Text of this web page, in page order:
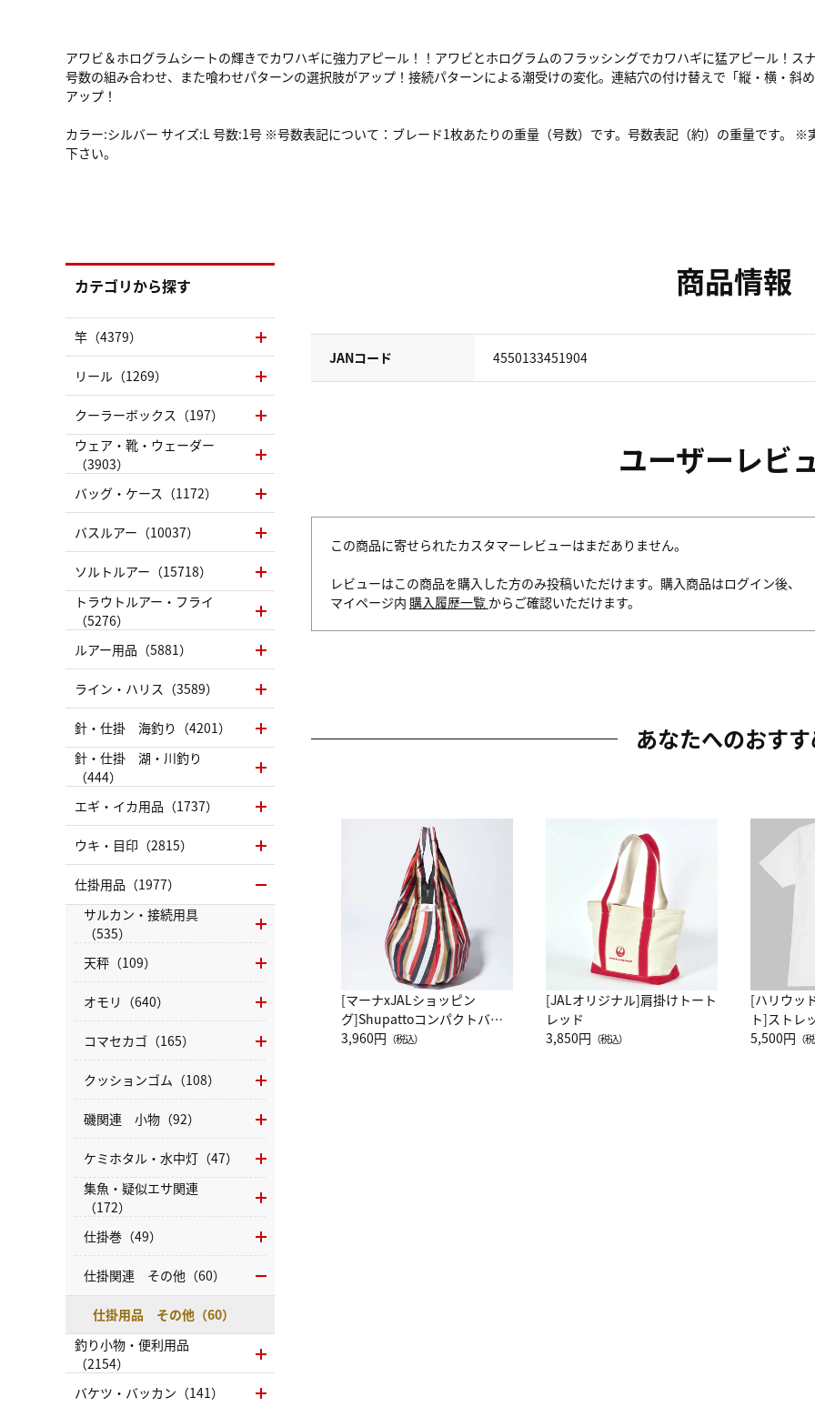
アワビ＆ホログラムシートの輝きでカワハギに強力アピール！！アワビとホログラムのフラッシングでカワハギに猛アピール！
号数の組み合わせ、また喰わせパターンの選択肢がアップ！接続パターンによる潮受けの変化。連結穴の付け替えで「縦・横・斜
アップ！
カラー:シルバー サイズ:L 号数:1号 ※号数表記について：ブレード1枚あたりの重量（号数）です。号数表記（約）の重量です。
下さい。
商品情報
JANコード 4550133451904
ユーザーレビ
この商品に寄せられたカスタマーレビューはまだありません。
レビューはこの商品を購入した方のみ投稿いただけます。購入商品はログイン後、
マイページ内 購入履歴一覧 からご確認いただけます。
あなたへのおす
[マーナxJALショッピン
グ]Shupattoコンパクトバッ
グ Drop JAL客室乗務員
3,960円 （税込）
[JALオリジナル]肩掛けトート
レッド
3,850円 （税込）
[ハリウッ
ト]ストレ
ーネック
5,500円 （
カテゴリから探す
竿（4379）
リール（1269）
クーラーボックス（197）
ウェア・靴・ウェーダー
（3903）
バッグ・ケース（1172）
バスルアー（10037）
ソルトルアー（15718）
トラウトルアー・フライ
（5276）
ルアー用品（5881）
ライン・ハリス（3589）
針・仕掛 海釣り（4201）
針・仕掛 湖・川釣り
（444）
エギ・イカ用品（1737）
ウキ・目印（2815）
仕掛用品（1977）
サルカン・接続用具
（535）
天秤（109）
オモリ（640）
コマセカゴ（165）
クッションゴム（108）
磯関連 小物（92）
ケミホタル・水中灯（47）
集魚・疑似エサ関連
（172）
仕掛巻（49）
仕掛関連 その他（60）
仕掛用品 その他（60）
釣り小物・便利用品
（2154）
バケツ・バッカン（141）